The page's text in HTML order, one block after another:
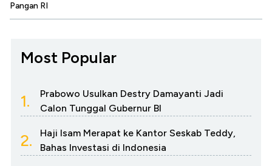
Pangan RI
Most Popular
1.
Prabowo Usulkan Destry Damayanti Jadi
Calon Tunggal Gubernur BI
2.
Haji Isam Merapat ke Kantor Seskab Teddy,
Bahas Investasi di Indonesia